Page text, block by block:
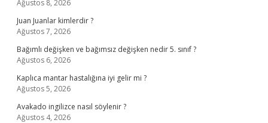
Ağustos 8, 2026
Juan Juanlar kimlerdir ?
Ağustos 7, 2026
Bağımlı değişken ve bağımsız değişken nedir 5. sınıf ?
Ağustos 6, 2026
Kaplıca mantar hastalığına iyi gelir mi ?
Ağustos 5, 2026
Avakado ingilizce nasıl söylenir ?
Ağustos 4, 2026